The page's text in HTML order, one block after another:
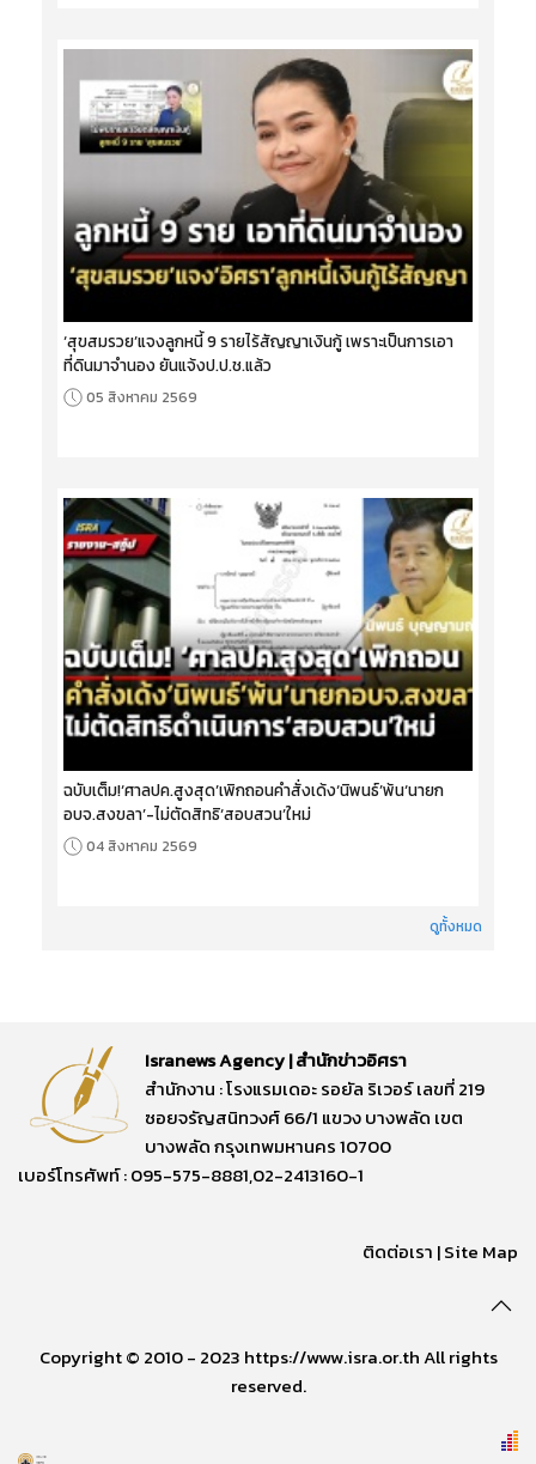
‘สุขสมรวย’แจงลูกหนี้ 9 รายไร้สัญญาเงินกู้ เพราะเป็นการเอา
ที่ดินมาจำนอง ยันแจ้งป.ป.ช.แล้ว
05 สิงหาคม 2569
ฉบับเต็ม!‘ศาลปค.สูงสุด’เพิกถอนคำสั่งเด้ง‘นิพนธ์’พ้น‘นายก
อบจ.สงขลา’-ไม่ตัดสิทธิ‘สอบสวน’ใหม่
04 สิงหาคม 2569
ดูทั้งหมด
Isranews Agency | สำนักข่าวอิศรา
สำนักงาน : โรงแรมเดอะ รอยัล ริเวอร์ เลขที่ 219
ซอยจรัญสนิทวงศ์ 66/1 แขวง บางพลัด เขต
บางพลัด กรุงเทพมหานคร 10700
เบอร์โทรศัพท์ : 095-575-8881,02-2413160-1
ติดต่อเรา |Site Map
Copyright © 2010 - 2023 https://www.isra.or.th All rights
reserved.